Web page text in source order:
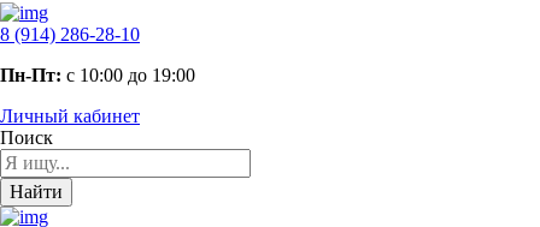
8 (914) 286-28-10
Пн-Пт: с 10:00 до 19:00
Личный кабинет
Поиск
Найти